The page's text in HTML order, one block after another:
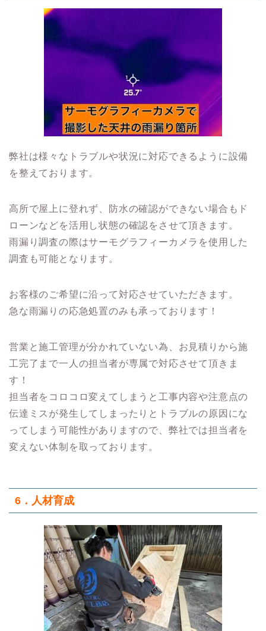
弊社は様々なトラブルや状況に対応できるように設備
を整えております。
高所で屋上に登れず、防水の確認ができない場合もド
ローンなどを活用し状態の確認をさせて頂きます。
雨漏り調査の際はサーモグラフィーカメラを使用した
調査も可能となります。
お客様のご希望に沿って対応させていただきます。
急な雨漏りの応急処置のみも承っております！
営業と施工管理が分かれていない為、お見積りから施
工完了まで一人の担当者が専属で対応させて頂きま
す！
担当者をコロコロ変えてしまうと工事内容や注意点の
伝達ミスが発生してしまったりとトラブルの原因にな
ってしまう可能性がありますので、弊社では担当者を
変えない体制を取っております。
6．人材育成